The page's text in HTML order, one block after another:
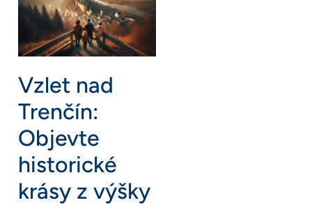
Vzlet nad
Trenčín:
Objevte
historické
krásy z výšky